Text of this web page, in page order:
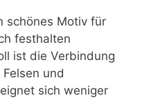
schönes Motiv für
festhalten
ist die Verbindung
und
sich weniger